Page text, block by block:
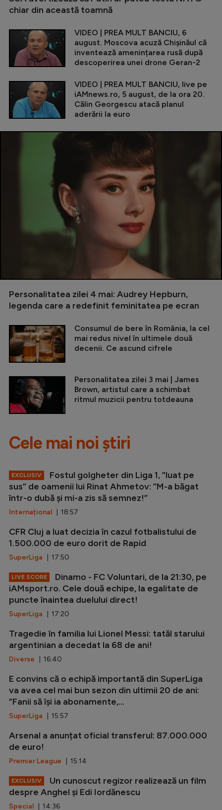
chiar din această toamnă
VIDEO | PREA MULT BANCIU, 6
august. Moscova acuză Chișinăul că
inventează amenințarea rusă după
descoperirea unei drone Geran-2
VIDEO | PREA MULT BANCIU, live pe
iAMnews.ro, 5 august, de la ora 20.
Călin Georgescu atacă planul
aderării la euro
Personalitatea zilei 4 mai: Audrey Hepburn,
legenda care a redefinit feminitatea pe ecran
Consumul de bere în România, la cel
mai redus nivel în ultimele două
decenii. Ce ascund cifrele
Personalitatea zilei 3 mai | James
Brown, artistul care a schimbat
ritmul muzicii pentru totdeauna
Cele mai noi știri
EXCLUSIV
Fostul golgheter din Liga 1, ”luat pe
sus” de oamenii lui Rinat Ahmetov: ”M-a băgat
într-o dubă și mi-a zis să semnez!”
Internațional | 18:57
CFR Cluj a luat decizia în cazul fotbalistului de
1.500.000 de euro dorit de Rapid
SuperLiga | 17:50
LIVE SCORE
Dinamo - FC Voluntari, de la 21:30, pe
iAMsport.ro. Cele două echipe, la egalitate de
puncte înaintea duelului direct!
SuperLiga | 17:20
Tragedie în familia lui Lionel Messi: tatăl starului
argentinian a decedat la 68 de ani!
Diverse | 16:40
E convins că o echipă importantă din SuperLiga
va avea cel mai bun sezon din ultimii 20 de ani:
”Fanii să își ia abonamente,...
SuperLiga | 15:57
Arsenal a anunțat oficial transferul: 87.000.000
de euro!
Premier League | 15:14
EXCLUSIV
Un cunoscut regizor realizează un film
despre Anghel și Edi Iordănescu
Special | 14:36